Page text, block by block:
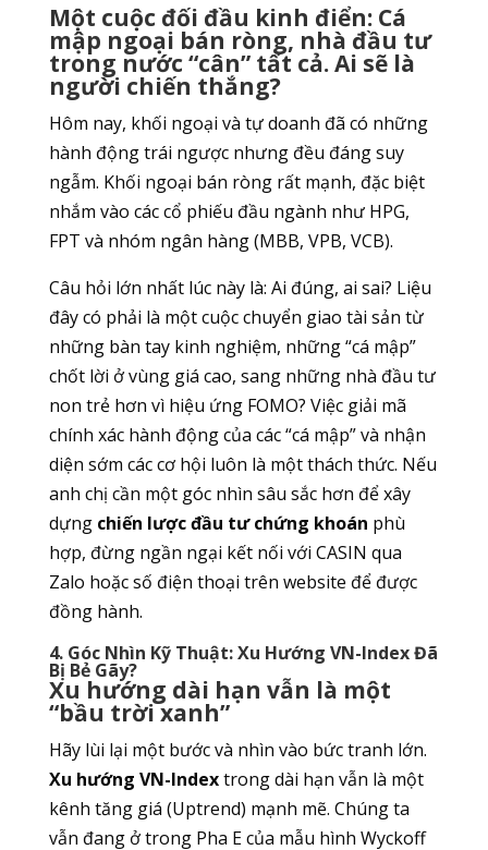
Một cuộc đối đầu kinh điển: Cá
mập ngoại bán ròng, nhà đầu tư
trong nước “cân” tất cả. Ai sẽ là
người chiến thắng?
Hôm nay, khối ngoại và tự doanh đã có những
hành động trái ngược nhưng đều đáng suy
ngẫm. Khối ngoại bán ròng rất mạnh, đặc biệt
nhắm vào các cổ phiếu đầu ngành như HPG,
FPT và nhóm ngân hàng (MBB, VPB, VCB).
Câu hỏi lớn nhất lúc này là: Ai đúng, ai sai? Liệu
đây có phải là một cuộc chuyển giao tài sản từ
những bàn tay kinh nghiệm, những “cá mập”
chốt lời ở vùng giá cao, sang những nhà đầu tư
non trẻ hơn vì hiệu ứng FOMO? Việc giải mã
chính xác hành động của các “cá mập” và nhận
diện sớm các cơ hội luôn là một thách thức. Nếu
anh chị cần một góc nhìn sâu sắc hơn để xây
dựng chiến lược đầu tư chứng khoán phù
hợp, đừng ngần ngại kết nối với CASIN qua
Zalo hoặc số điện thoại trên website để được
đồng hành.
4. Góc Nhìn Kỹ Thuật: Xu Hướng VN-Index Đã
Bị Bẻ Gãy?
Xu hướng dài hạn vẫn là một
“bầu trời xanh”
Hãy lùi lại một bước và nhìn vào bức tranh lớn.
Xu hướng VN-Indextrong dài hạn vẫn là một
kênh tăng giá (Uptrend) mạnh mẽ. Chúng ta
vẫn đang ở trong Pha E của mẫu hình Wyckoff